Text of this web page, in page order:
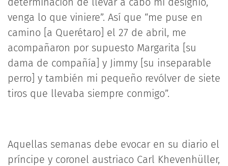
venga lo que viniere”. Así que “me puse en
camino [a Querétaro] el 27 de abril, me
acompañaron por supuesto Margarita [su
dama de compañía] y Jimmy [su inseparable
perro] y también mi pequeño revólver de siete
tiros que llevaba siempre conmigo”.
Aquellas semanas debe evocar en su diario el
príncipe y coronel austriaco Carl Khevenhüller,